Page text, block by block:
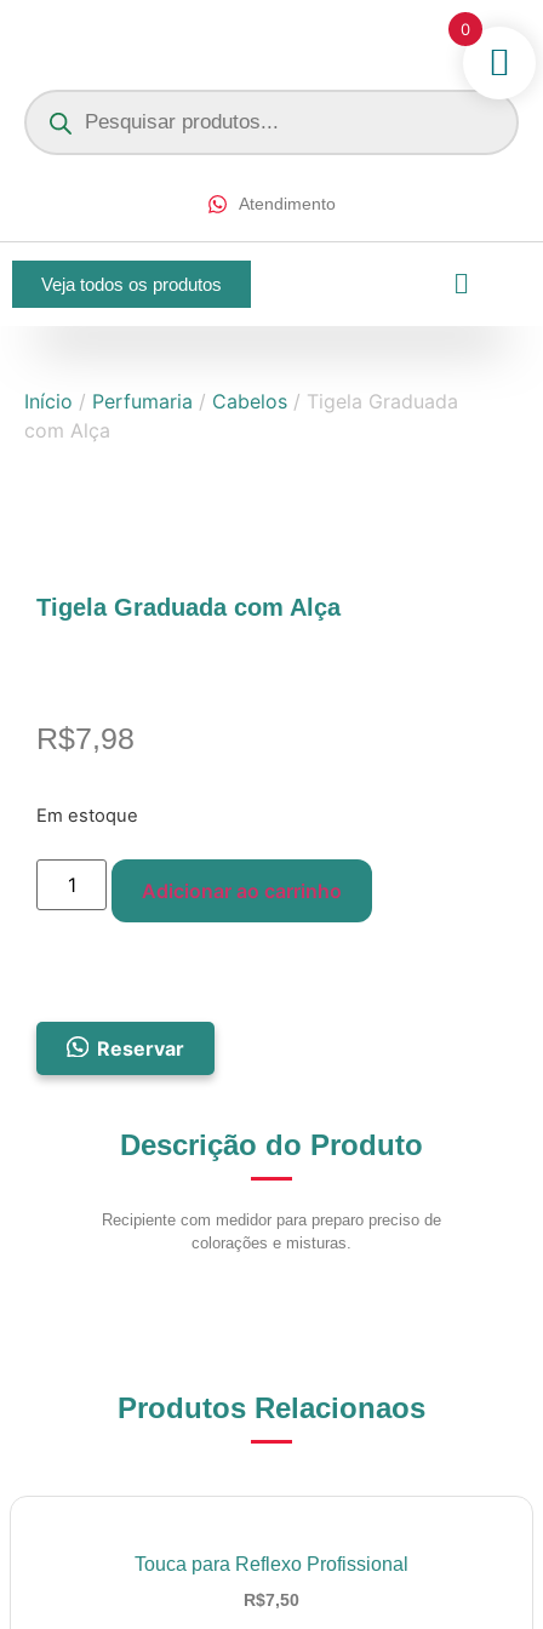
Atendimento
Veja todos os produtos
Início / Perfumaria / Cabelos / Tigela Graduada
com Alça
Tigela Graduada com Alça
R$7,98
Em estoque
Adicionar ao carrinho
Reservar
Descrição do Produto
Recipiente com medidor para preparo preciso de
colorações e misturas.
Produtos Relacionaos
Touca para Reflexo Profissional
R$7,50
0